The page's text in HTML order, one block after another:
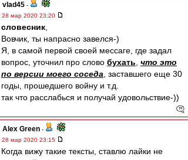
vlad45 -
28 мар 2020 23:20
словесник
Вовчик, ты напрасно завелся-)
Я, в самой первой своей мессаге, где задал
вопрос, уточнил про слово бухать что это
по версии моего соседа , заставшего еще 30
годы, прошедшего войну и т.д.
так что расслабься и получай удовольствие-))
Alex Green -
28 мар 2020 23:15
Когда вижу такие тексты, ставлю лайки не